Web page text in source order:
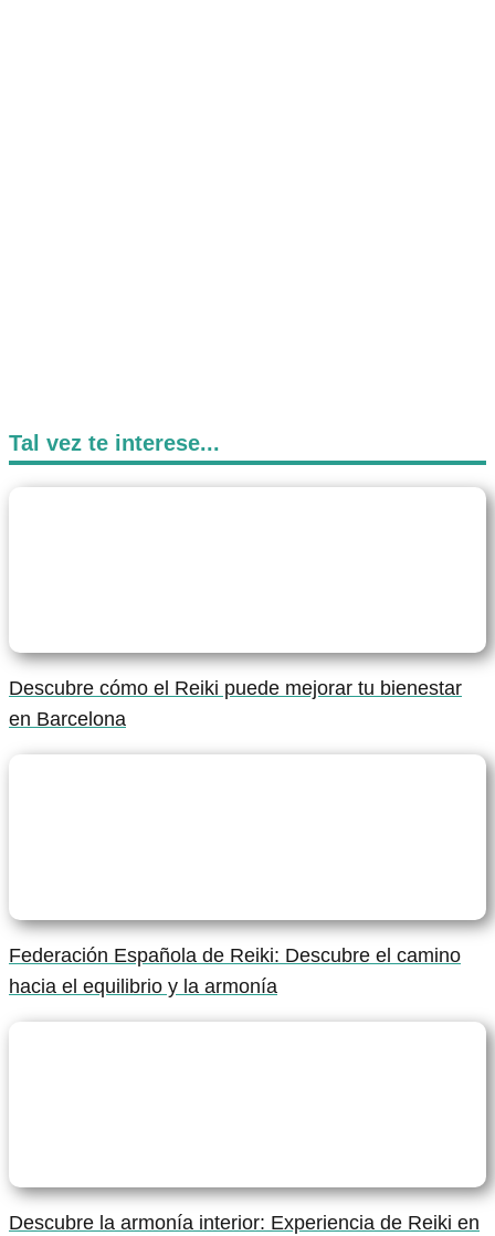
Tal vez te interese...
Descubre cómo el Reiki puede mejorar tu bienestar
en Barcelona
Federación Española de Reiki: Descubre el camino
hacia el equilibrio y la armonía
Descubre la armonía interior: Experiencia de Reiki en